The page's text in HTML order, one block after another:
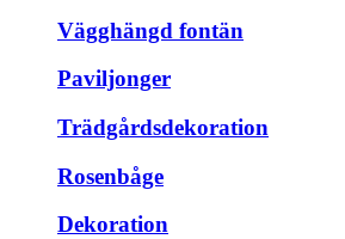
Vägghängd fontän
Paviljonger
Trädgårdsdekoration
Rosenbåge
Dekoration